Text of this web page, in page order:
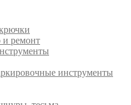
и ремонт
инструменты